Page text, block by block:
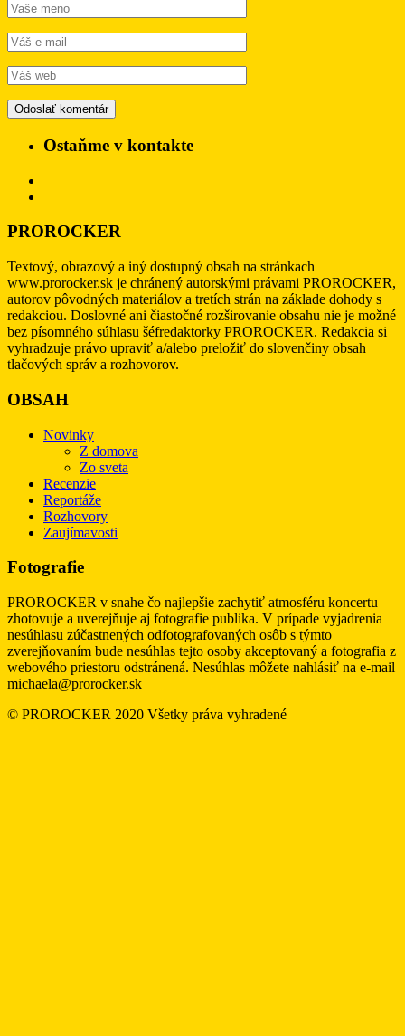
Ostaňme v kontakte
PROROCKER
Textový, obrazový a iný dostupný obsah na stránkach
www.prorocker.sk je chránený autorskými právami PROROCKER,
autorov pôvodných materiálov a tretích strán na základe dohody s
redakciou. Doslovné ani čiastočné rozširovanie obsahu nie je možné
bez písomného súhlasu šéfredaktorky PROROCKER. Redakcia si
vyhradzuje právo upraviť a/alebo preložiť do slovenčiny obsah
tlačových správ a rozhovorov.
OBSAH
Novinky
Z domova
Zo sveta
Recenzie
Reportáže
Rozhovory
Zaujímavosti
Fotografie
PROROCKER v snahe čo najlepšie zachytiť atmosféru koncertu
zhotovuje a uverejňuje aj fotografie publika. V prípade vyjadrenia
nesúhlasu zúčastnených odfotografovaných osôb s týmto
zverejňovaním bude nesúhlas tejto osoby akceptovaný a fotografia z
webového priestoru odstránená. Nesúhlas môžete nahlásiť na e-mail
michaela@prorocker.sk
© PROROCKER 2020 Všetky práva vyhradené